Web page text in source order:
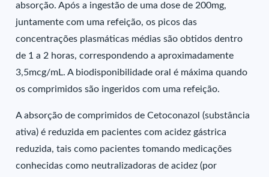
absorção. Após a ingestão de uma dose de 200mg,
juntamente com uma refeição, os picos das
concentrações plasmáticas médias são obtidos dentro
de 1 a 2 horas, correspondendo a aproximadamente
3,5mcg/mL. A biodisponibilidade oral é máxima quando
os comprimidos são ingeridos com uma refeição.
A absorção de comprimidos de Cetoconazol (substância
ativa) é reduzida em pacientes com acidez gástrica
reduzida, tais como pacientes tomando medicações
conhecidas como neutralizadoras de acidez (por